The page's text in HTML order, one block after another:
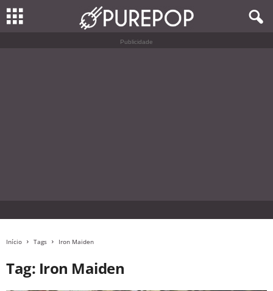
Publicidade
Início Tags Iron Maiden
Tag: Iron Maiden